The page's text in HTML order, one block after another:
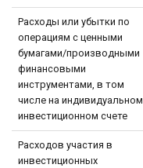
Расходы или убытки по
операциям с ценными
бумагами/производными
финансовыми
инструментами, в том
числе на индивидуальном
инвестиционном счете
Расходов участия в
инвестиционных